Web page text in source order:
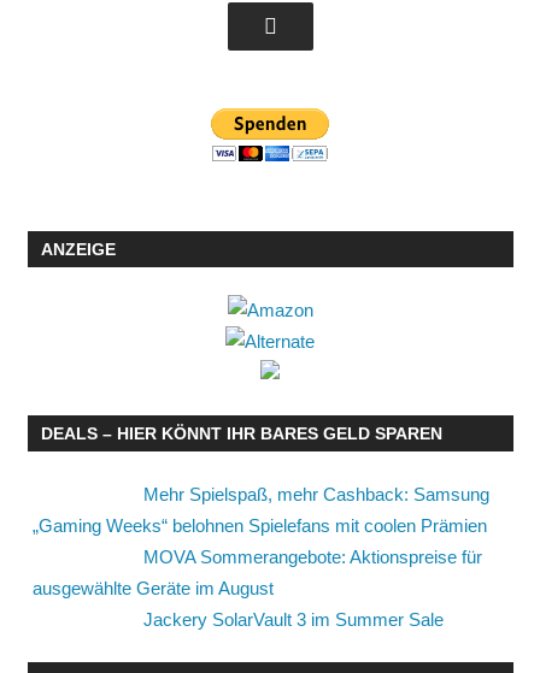
ANZEIGE
DEALS – HIER KÖNNT IHR BARES GELD SPAREN
Mehr Spielspaß, mehr Cashback: Samsung
„Gaming Weeks“ belohnen Spielefans mit coolen Prämien
MOVA Sommerangebote: Aktionspreise für
ausgewählte Geräte im August
Jackery SolarVault 3 im Summer Sale